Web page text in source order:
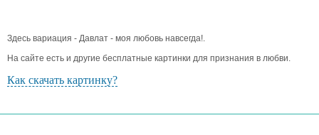
Здесь вариация - Давлат - моя любовь навсегда!.
На сайте есть и другие бесплатные картинки для признания в любви.
Как скачать картинку?